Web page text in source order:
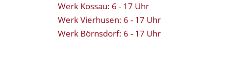
Werk Kossau: 6 - 17 Uhr
Werk Vierhusen: 6 - 17 Uhr
Werk Börnsdorf: 6 - 17 Uhr